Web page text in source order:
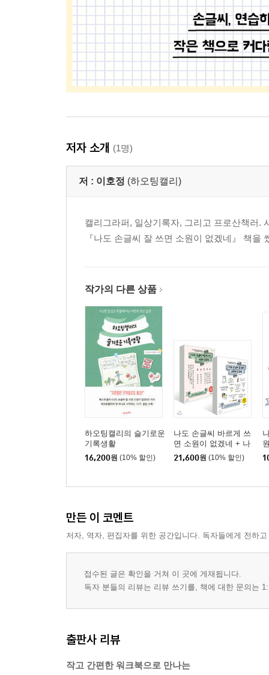
저자 소개 (1명)
저 : 이호정 (하오팅캘리)
캘리그라퍼, 일상기록자, 그리고 프로산책러.
『나도 손글씨 잘 쓰면 소원이 없겠네』 책을
작가의 다른 상품
하오팅캘리의 슬기로운
기록생활
16,200원 (10% 할인)
나도 손글씨 바르게 쓰
면 소원이 없겠네 + 나
도 손글씨 잘 쓰면 소원
이 없겠네
21,600원 (10% 할인)
만든 이 코멘트
저자, 역자, 편집자를 위한 공간입니다. 독자들에게 전하
접수된 글은 확인을 거쳐 이 곳에 게재됩니다.
독자 분들의 리뷰는 리뷰 쓰기를, 책에 대한 문의는
출판사 리뷰
작고 간편한 워크북으로 만나는